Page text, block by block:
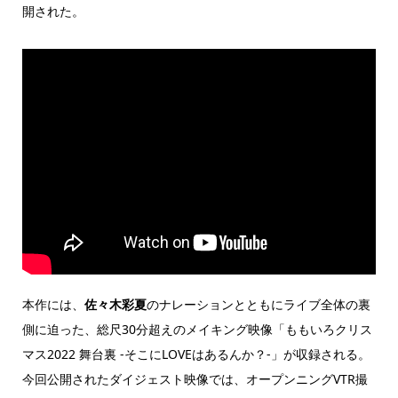
開された。
本作には、 佐々木彩夏のナレーションとともにライブ全体の裏
側に迫った、総尺30分超えのメイキング映像「ももいろクリス
マス2022 舞台裏 -そこにLOVEはあるんか？-」が収録される。
今回公開されたダイジェスト映像では、オープンニングVTR撮